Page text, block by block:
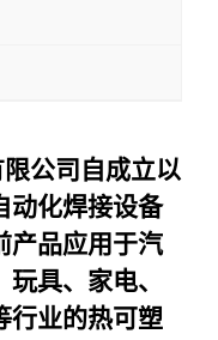
公司自成立以
动化焊接设备
产品应用于汽
具、家电、
行业的热可塑